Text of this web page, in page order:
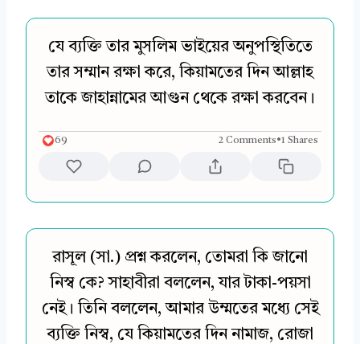
যে ব্যক্তি তার মুসলিম ভাইয়ের অনুপস্থিতিতে
তার সম্মান রক্ষা করে, কিয়ামতের দিন আল্লাহ
তাকে জাহান্নামের আগুন থেকে রক্ষা করবেন।
69 2 Comments•1 Shares
রাসূল (সা.) প্রশ্ন করলেন, তোমরা কি জানো
নিস্ব কে? সাহাবীরা বললেন, যার টাকা-পয়সা
নেই। তিনি বললেন, আমার উম্মতের মধ্যে সেই
ব্যক্তি নিস্ব, যে কিয়ামতের দিন নামাজ, রোজা